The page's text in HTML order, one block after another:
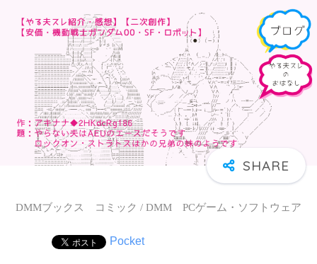
DMMブックス コミック / DMM PCゲーム・ソフトウェア
Pocket